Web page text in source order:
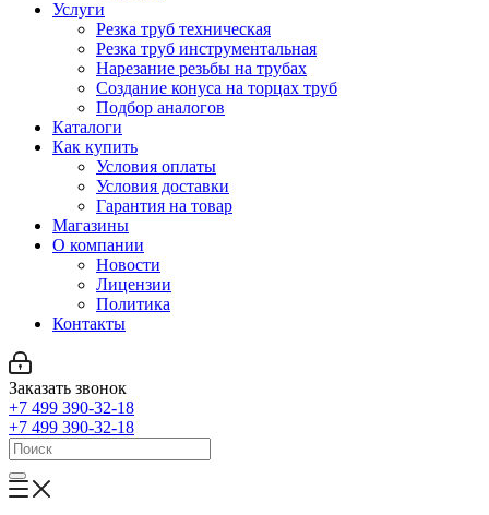
Услуги
Резка труб техническая
Резка труб инструментальная
Нарезание резьбы на трубах
Создание конуса на торцах труб
Подбор аналогов
Каталоги
Как купить
Условия оплаты
Условия доставки
Гарантия на товар
Магазины
О компании
Новости
Лицензии
Политика
Контакты
Заказать звонок
+7 499 390-32-18
+7 499 390-32-18